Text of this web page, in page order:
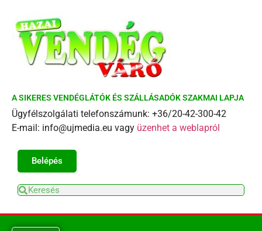
A SIKERES VENDÉGLÁTÓK ÉS SZÁLLÁSADÓK SZAKMAI LAPJA
Ügyfélszolgálati telefonszámunk: +36/20-42-300-42
E-mail: info@ujmedia.eu vagy üzenhet a weblapról
Belépés